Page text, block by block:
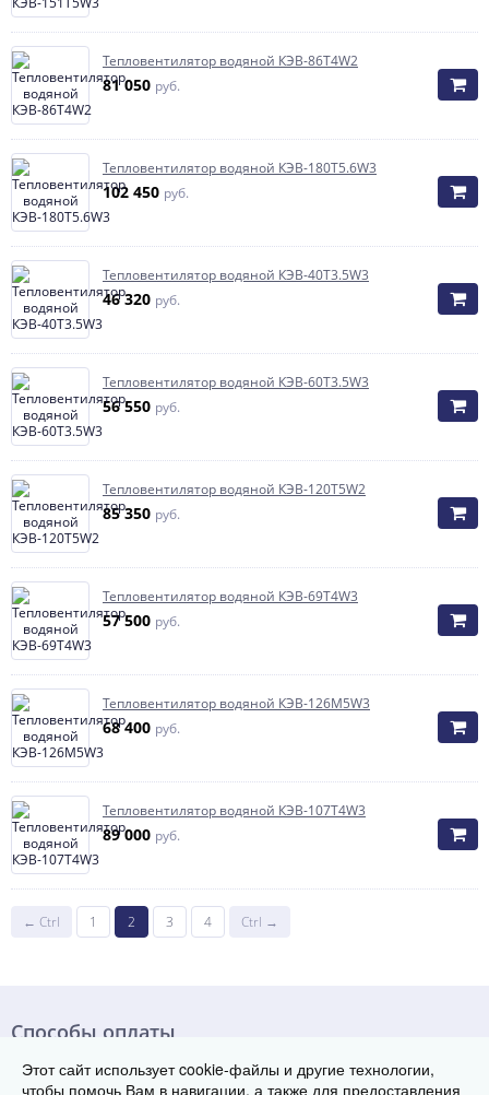
Тепловентилятор водяной КЭВ-86T4W2
81 050 руб.
Тепловентилятор водяной КЭВ-180T5.6W3
102 450 руб.
Тепловентилятор водяной КЭВ-40T3.5W3
46 320 руб.
Тепловентилятор водяной КЭВ-60T3.5W3
56 550 руб.
Тепловентилятор водяной КЭВ-120T5W2
85 350 руб.
Тепловентилятор водяной КЭВ-69T4W3
57 500 руб.
Тепловентилятор водяной КЭВ-126М5W3
68 400 руб.
Тепловентилятор водяной КЭВ-107T4W3
89 000 руб.
← Ctrl 1 2 3 4 Ctrl →
Способы оплаты
Этот сайт использует cookie-файлы и другие технологии,
чтобы помочь Вам в навигации, а также для предоставления